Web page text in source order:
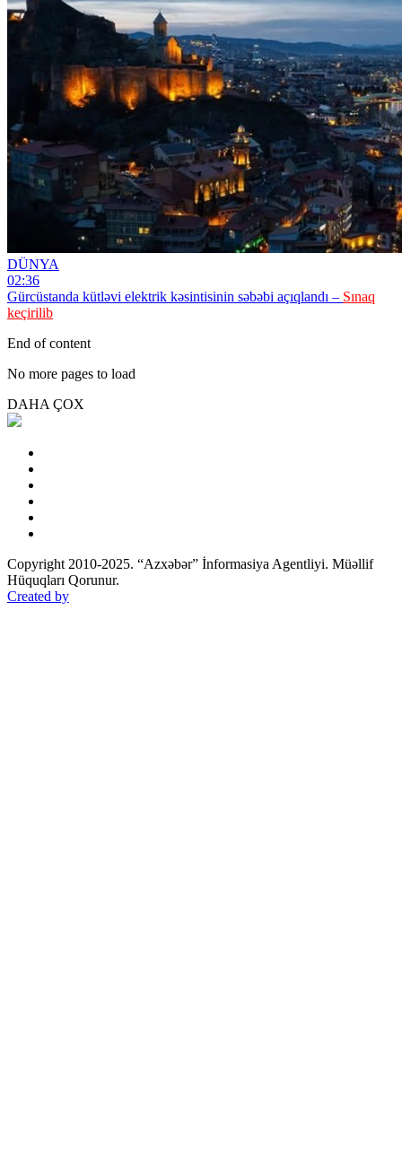
DÜNYA
02:36
Gürcüstanda kütləvi elektrik kəsintisinin səbəbi açıqlandı – Sınaq
keçirilib
End of content
No more pages to load
DAHA ÇOX
Copyright 2010-2025. “Azxəbər” İnformasiya Agentliyi. Müəllif
Hüquqları Qorunur.
Created by